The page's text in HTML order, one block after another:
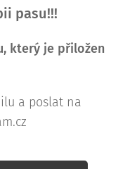
pasu!!!
který je přiložen
a poslat na